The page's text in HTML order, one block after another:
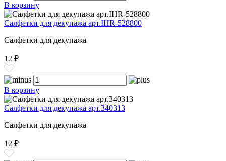
В корзину
Салфетки для декупажа арт.IHR-528800
Салфетки для декупажа
12 ₽
В корзину
Салфетки для декупажа арт.340313
Салфетки для декупажа
12 ₽